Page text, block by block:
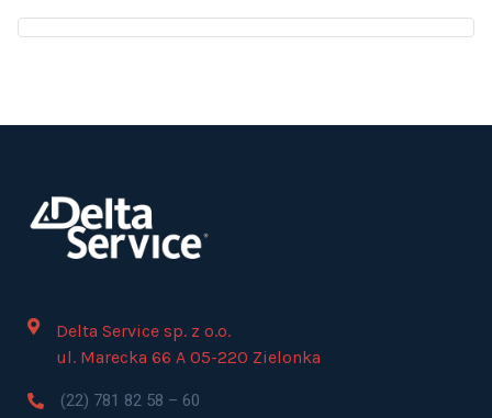
Delta Service sp. z o.o.
ul. Marecka 66 A 05-220 Zielonka
(22) 781 82 58 – 60